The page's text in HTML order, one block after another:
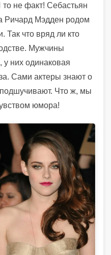
не факт! Себастьян
Ричард Мэдден родом
Так что вряд ли кто
Мужчины
у них одинаковая
Сами актеры знают о
подшучивают. Что ж, мы
юмора!